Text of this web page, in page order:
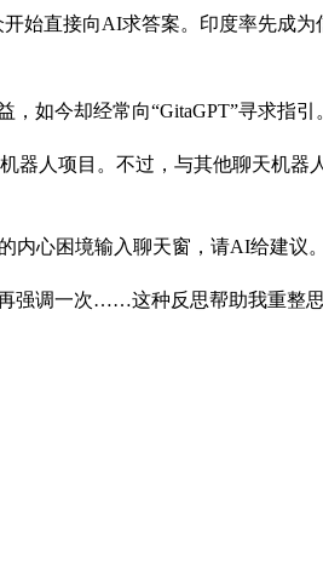
始直接向AI求答案。印度率先成
如今却经常向“GitaGPT”寻求指引
人项目。不过，与其他聊天机器
心困境输入聊天窗，请AI给建议
调一次……这种反思帮助我重整